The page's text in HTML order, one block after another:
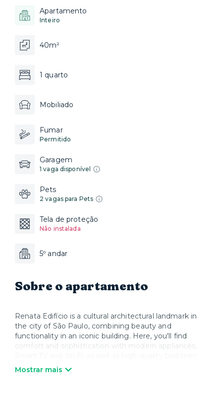
Apartamento
Inteiro
40m²
1 quarto
Mobiliado
Fumar
Permitido
Garagem
1 vaga disponível
Pets
2 vagas para Pets
Tela de proteção
Não instalada
5º andar
Sobre o apartamento
Renata Edifício is a cultural architectural landmark in
the city of São Paulo, combining beauty and
functionality in an iconic building. Here, you'll find
comfort and sophistication with modern appliances,
and towels. You can enjoy the swimming pool,
Mostrar mais